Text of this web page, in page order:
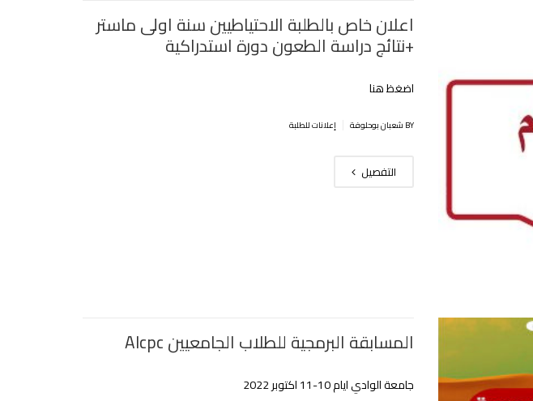
اعلان خاص بالطلبة الاحتياطيين سنة اولى ماستر
+نتائج دراسة الطعون دورة استدراكية
اضغظ هنا
BY شعبان بوحلوفة إعلانات للطلبة
التفصيل
المسابقة البرمجية للطلاب الجامعيين Alcpc
جامعة الوادي ايام 10-11 اكتوبر 2022